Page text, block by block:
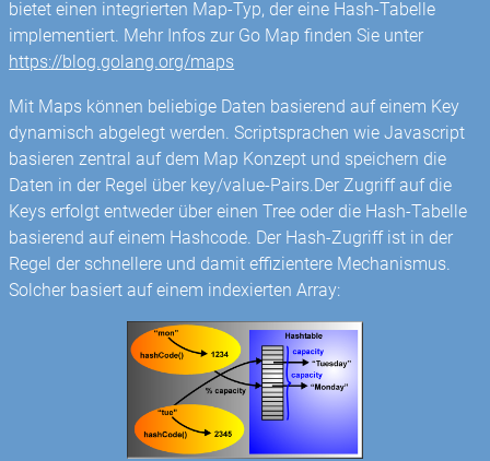
bietet einen integrierten Map-Typ, der eine Hash-Tabelle
implementiert. Mehr Infos zur Go Map finden Sie unter
https://blog.golang.org/maps
Mit Maps können beliebige Daten basierend auf einem Key
dynamisch abgelegt werden. Scriptsprachen wie Javascript
basieren zentral auf dem Map Konzept und speichern die
Daten in der Regel über key/value-Pairs.Der Zugriff auf die
Keys erfolgt entweder über einen Tree oder die Hash-Tabelle
basierend auf einem Hashcode. Der Hash-Zugriff ist in der
Regel der schnellere und damit effizientere Mechanismus.
Solcher basiert auf einem indexierten Array: